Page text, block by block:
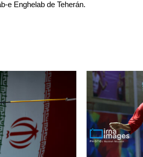
e Enghelab de Teherán.